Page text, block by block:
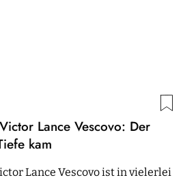
Lance Vescovo: Der
kam
Lance Vescovo ist in vielerlei